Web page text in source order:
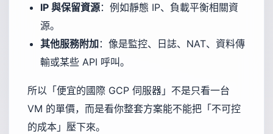
IP 與保留資源：例如靜態 IP、負載平衡相關資
源。
其他服務附加：像是監控、日誌、NAT、資料傳
輸或某些 API 呼叫。
所以「便宜的國際 GCP 伺服器」不是只看一台
VM 的單價，而是看你整套方案能不能把「不可控
的成本」壓下來。